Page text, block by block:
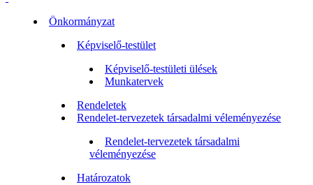
Önkormányzat
Képviselő-testület
Képviselő-testületi ülések
Munkatervek
Rendeletek
Rendelet-tervezetek társadalmi véleményezése
Rendelet-tervezetek társadalmi
véleményezése
Határozatok